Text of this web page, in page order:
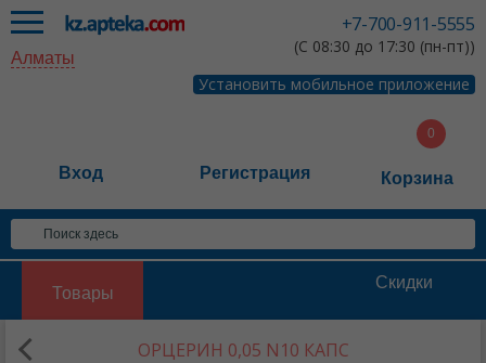
+7-700-911-5555
(С 08:30 до 17:30 (пн-пт))
Установить мобильное приложение
Алматы
Вход Регистрация Корзина
Товары
Скидки
ОРЦЕРИН 0,05 N10 КАПС